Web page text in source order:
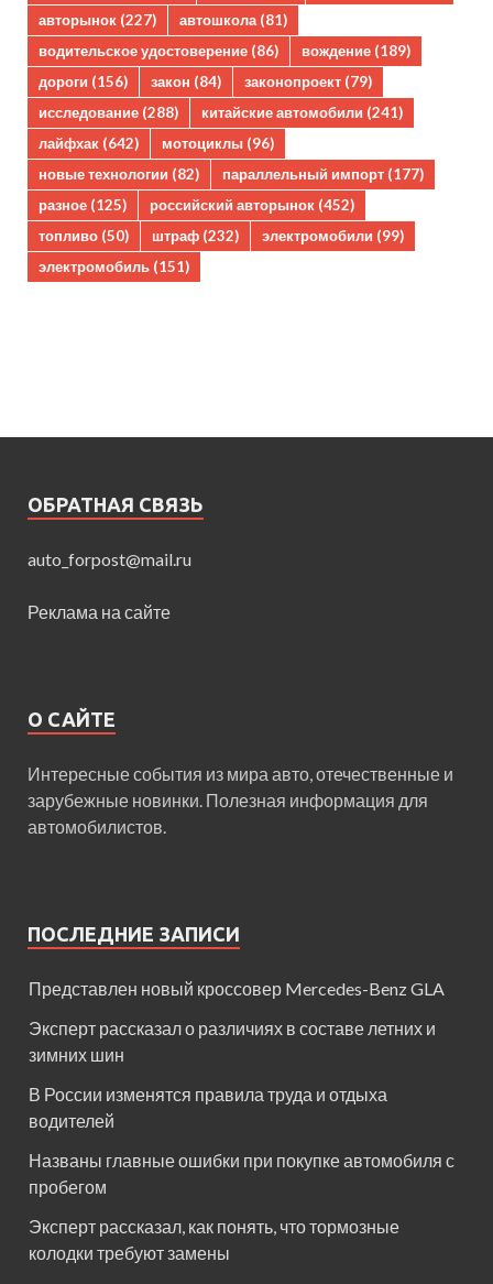
авторынок (227) автошкола(81)
водительское удостоверение (86) вождение (189)
дороги (156) закон (84) законопроект (79)
исследование (288) китайские автомобили (241)
лайфхак (642) мотоциклы (96)
новые технологии (82) параллельный импорт (177)
разное (125) российский авторынок (452)
топливо (50) штраф (232) электромобили (99)
электромобиль (151)
ОБРАТНАЯ СВЯЗЬ
auto_forpost@mail.ru
Реклама на сайте
О САЙТЕ
Интересные события из мира авто, отечественные и
зарубежные новинки. Полезная информация для
автомобилистов.
ПОСЛЕДНИЕ ЗАПИСИ
Представлен новый кроссовер Mercedes-Benz GLA
Эксперт рассказал о различиях в составе летних и
зимних шин
В России изменятся правила труда и отдыха
водителей
Названы главные ошибки при покупке автомобиля с
пробегом
Эксперт рассказал, как понять, что тормозные
колодки требуют замены